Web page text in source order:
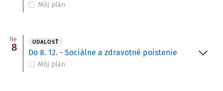
Môj plán
Ne
8 UDALOSŤ
Do 8. 12. - Sociálne a zdravotné poistenie
Môj plán